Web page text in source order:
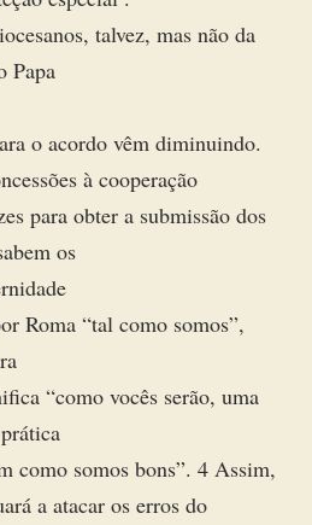
talvez, mas não da
Papa
o acordo vêm diminuindo.
à cooperação
para obter a submissão dos
os
Roma “tal como somos”,
“como vocês serão, uma
como somos bons”. 4 Assim,
a atacar os erros do